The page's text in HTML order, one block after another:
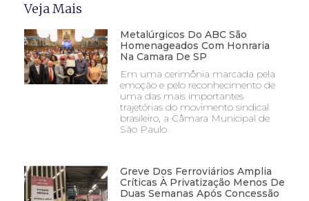
Veja Mais
Metalúrgicos Do ABC São
Homenageados Com Honraria
Na Camara De SP
Em uma cerimônia marcada pela
emoção e pelo reconhecimento de
uma das mais importantes
trajetórias do movimento sindical
brasileiro, a Câmara Municipal de
São Paulo
Greve Dos Ferroviários Amplia
Críticas À Privatização Menos De
Duas Semanas Após Concessão